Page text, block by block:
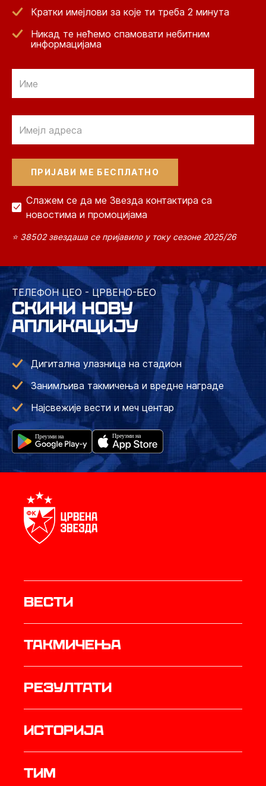
Кратки имејлови за које ти треба 2 минута
Никад те нећемо спамовати небитним
информацијама
Слажем се да ме Звезда контактира са
новостима и промоцијама
⭐ 38502 звездаша се пријавило у току сезоне 2025/26
ТЕЛЕФОН ЦЕО - ЦРВЕНО-БЕО
СКИНИ НОВУ
АПЛИКАЦИЈУ
Дигитална улазница на стадион
Занимљива такмичења и вредне награде
Најсвежије вести и меч центар
Вести
Такмичења
резултати
историја
ТИМ